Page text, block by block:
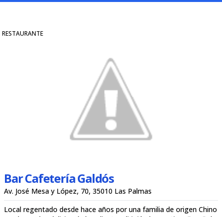
RESTAURANTE
Bar Cafetería Galdós
Av. José Mesa y López, 70, 35010 Las Palmas
Local regentado desde hace años por una familia de origen Chino